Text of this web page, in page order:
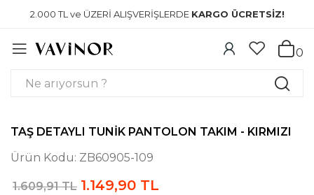
2.000 TL ve ÜZERİ ALIŞVERİŞLERDE KARGO ÜCRETSİZ!
0
TAŞ DETAYLI TUNIK PANTOLON TAKIM - KIRMIZI
Ürün Kodu: ZB60905-109
1.609,91 TL 1.149,90 TL